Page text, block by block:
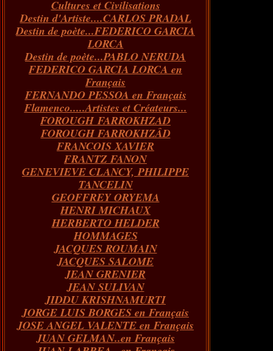
Cultures et Civilisations
Destin d'Artiste....CARLOS PRADAL
Destin de poète...FEDERICO GARCIA
LORCA
Destin de poète...PABLO NERUDA
FEDERICO GARCIA LORCA en
Français
FERNANDO PESSOA en Français
Flamenco.....Artistes et Créateurs...
FOROUGH FARROKHZAD
FOROUGH FARROKHZÂD
FRANCOIS XAVIER
FRANTZ FANON
GENEVIEVE CLANCY, PHILIPPE
TANCELIN
GEOFFREY ORYEMA
HENRI MICHAUX
HERBERTO HELDER
HOMMAGES
JACQUES ROUMAIN
JACQUES SALOME
JEAN GRENIER
JEAN SULIVAN
JIDDU KRISHNAMURTI
JORGE LUIS BORGES en Français
JOSE ANGEL VALENTE en Français
JUAN GELMAN..en Français